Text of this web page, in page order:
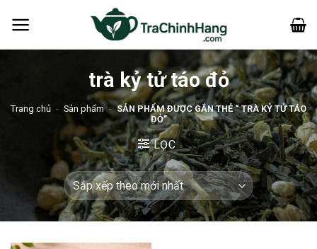
qua
trà kỷ tử táo đỏ
Trang chủ - Sản phẩm - SẢN PHẨM ĐƯỢC GẮN THẺ “ TRÀ KỶ TỬ TÁO
ĐỎ”
LỌC